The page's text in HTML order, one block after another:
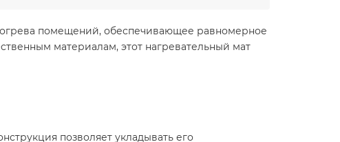
помещений, обеспечивающее равномерное
материалам, этот нагревательный мат
позволяет укладывать его